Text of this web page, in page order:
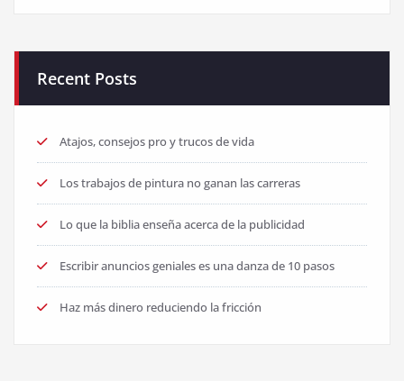
Recent Posts
Atajos, consejos pro y trucos de vida
Los trabajos de pintura no ganan las carreras
Lo que la biblia enseña acerca de la publicidad
Escribir anuncios geniales es una danza de 10 pasos
Haz más dinero reduciendo la fricción